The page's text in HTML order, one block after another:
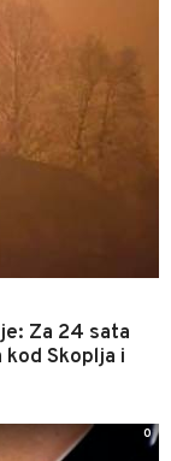
Za 24 sata
Skoplja i
0